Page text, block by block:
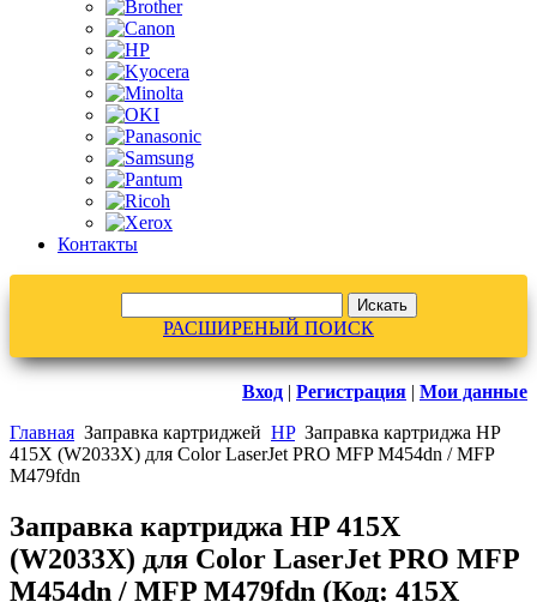
Контакты
РАСШИРЕНЫЙ ПОИСК
Вход | Регистрация | Мои данные
Главная Заправка картриджей HP Заправка картриджа HP
415X (W2033X) для Color LaserJet PRO MFP M454dn / MFP
M479fdn
Заправка картриджа HP 415X
(W2033X) для Color LaserJet PRO MFP
M454dn / MFP M479fdn (Код: 415X